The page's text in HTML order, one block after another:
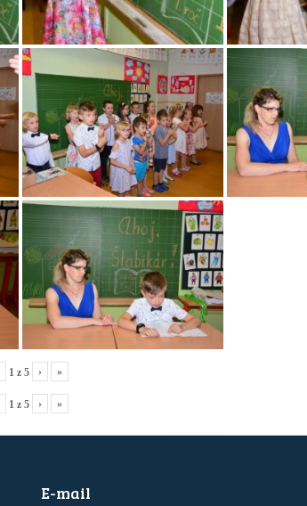
1z 5 › »
1z 5 › »
E-mail